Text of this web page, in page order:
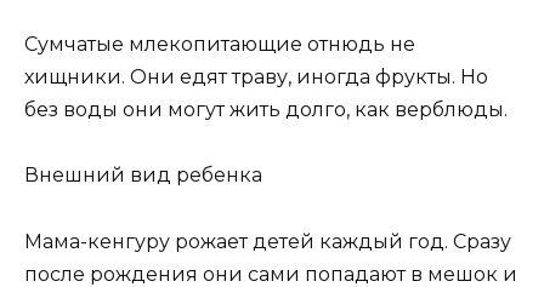
Сумчатые млекопитающие отнюдь не
хищники. Они едят траву, иногда фрукты. Но
без воды они могут жить долго, как верблюды.
Внешний вид ребенка
Мама-кенгуру рожает детей каждый год. Сразу
после рождения они сами попадают в мешок и